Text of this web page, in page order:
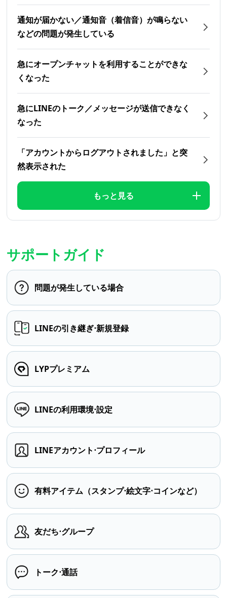
通知が届かない／通知音（着信音）が鳴らない
などの問題が発生している
急にオープンチャットを利用することができな
くなった
急にLINEのトーク／メッセージが送信できなく
なった
「アカウントからログアウトされました」と突
然表示された
もっと見る
サポートガイド
問題が発生している場合
LINEの引き継ぎ⋅新規登録
LYPプレミアム
LINEの利用環境⋅設定
LINEアカウント⋅プロフィール
有料アイテム（スタンプ⋅絵文字⋅コインなど）
友だち⋅グループ
トーク⋅通話